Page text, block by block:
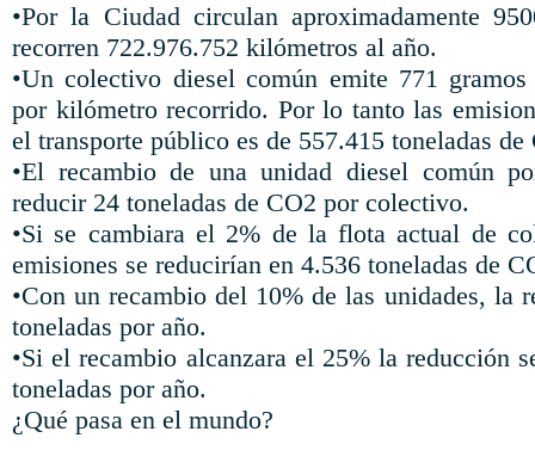
•Por la Ciudad circulan aproximadamente
recorren 722.976.752 kilómetros al año.
•Un colectivo diesel común emite 771
por kilómetro recorrido. Por lo tanto las
el transporte público es de 557.415 toneladas de
•El recambio de una unidad diesel común
reducir 24 toneladas de CO2 por colectivo.
•Si se cambiara el 2% de la flota actual de
emisiones se reducirían en 4.536 toneladas de
•Con un recambio del 10% de las unidades, la
toneladas por año.
•Si el recambio alcanzara el 25% la reducción
toneladas por año.
¿Qué pasa en el mundo?